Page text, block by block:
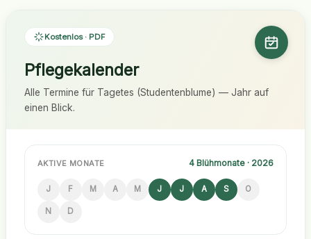
Kostenlos · PDF
Pflegekalender
Alle Termine für Tagetes (Studentenblume) — Jahr auf
einen Blick.
AKTIVE MONATE 4 Blühmonate · 2026
J F M A M J J A S O
N D